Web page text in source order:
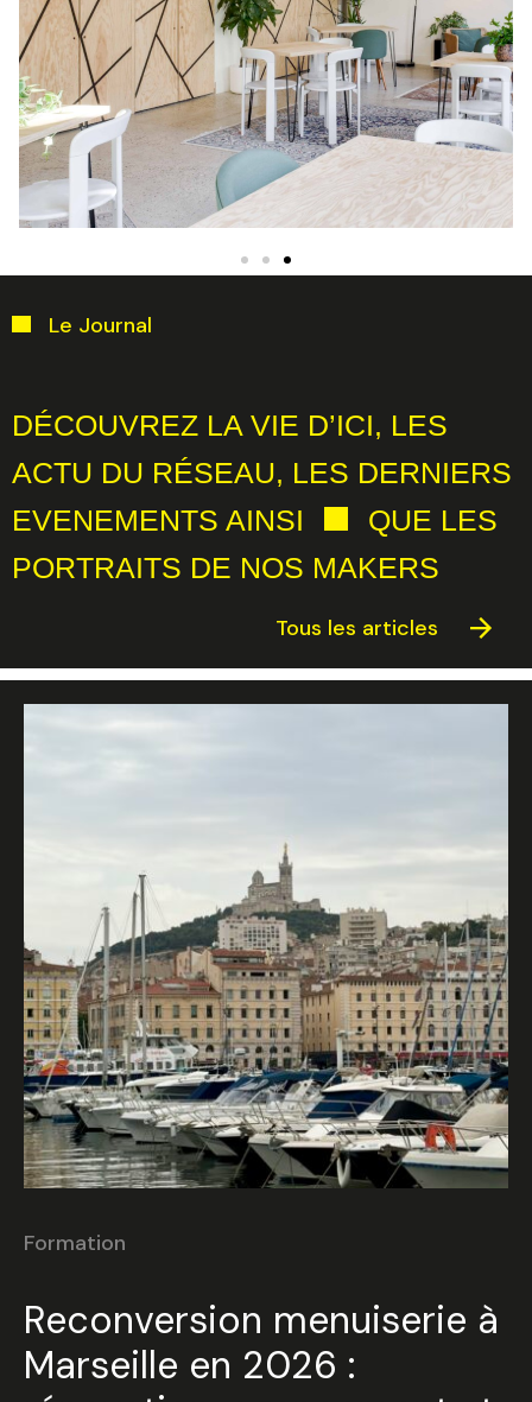
Le Journal
DÉCOUVREZ LA VIE D’ICI, LES
ACTU DU RÉSEAU, LES DERNIERS
EVENEMENTS AINSI
QUE LES
PORTRAITS DE NOS MAKERS
Tous les articles
Formation
Reconversion menuiserie à
Marseille en 2026 :